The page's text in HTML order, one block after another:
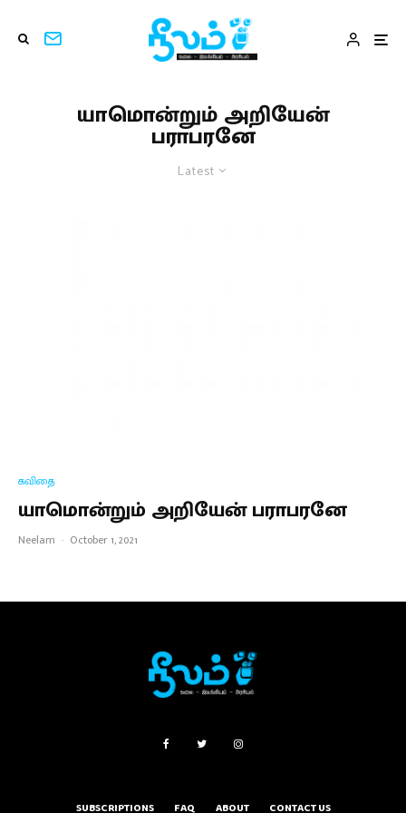
யாமொன்றும் அறியேன்
பராபரனே
Latest
கவிதை
யாமொன்றும் அறியேன் பராபரனே
Neelam · October 1, 2021
SUBSCRIPTIONS FAQ ABOUT CONTACT US